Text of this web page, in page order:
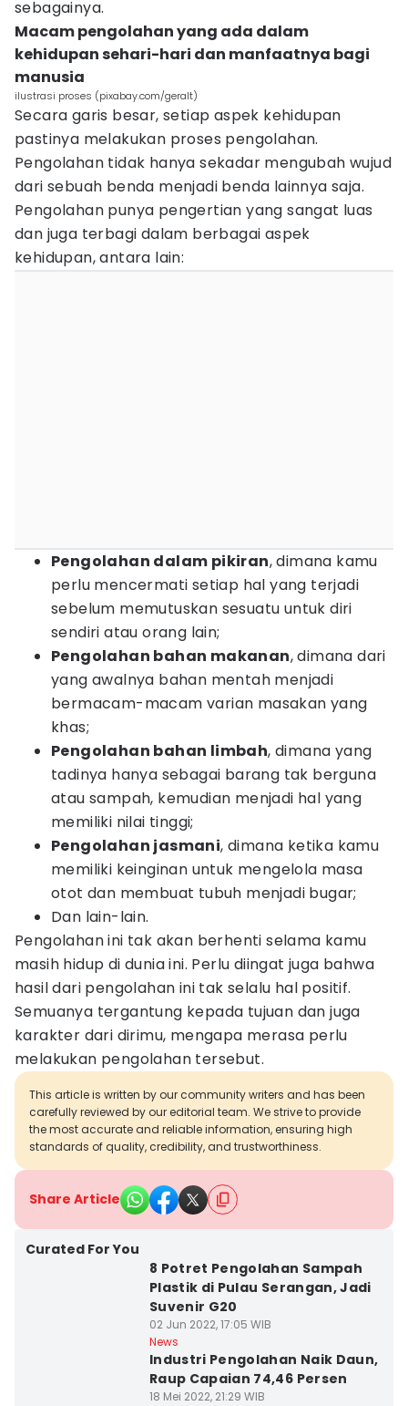
sebagainya.
Macam pengolahan yang ada dalam
kehidupan sehari-hari dan manfaatnya bagi
manusia
ilustrasi proses (pixabay.com/geralt)
Secara garis besar, setiap aspek kehidupan
pastinya melakukan proses pengolahan.
Pengolahan tidak hanya sekadar mengubah wujud
dari sebuah benda menjadi benda lainnya saja.
Pengolahan punya pengertian yang sangat luas
dan juga terbagi dalam berbagai aspek
kehidupan, antara lain:
Pengolahan dalam pikiran, dimana kamu
perlu mencermati setiap hal yang terjadi
sebelum memutuskan sesuatu untuk diri
sendiri atau orang lain;
Pengolahan bahan makanan, dimana dari
yang awalnya bahan mentah menjadi
bermacam-macam varian masakan yang
khas;
Pengolahan bahan limbah, dimana yang
tadinya hanya sebagai barang tak berguna
atau sampah, kemudian menjadi hal yang
memiliki nilai tinggi;
Pengolahan jasmani, dimana ketika kamu
memiliki keinginan untuk mengelola masa
otot dan membuat tubuh menjadi bugar;
Dan lain-lain.
Pengolahan ini tak akan berhenti selama kamu
masih hidup di dunia ini. Perlu diingat juga bahwa
hasil dari pengolahan ini tak selalu hal positif.
Semuanya tergantung kepada tujuan dan juga
karakter dari dirimu, mengapa merasa perlu
melakukan pengolahan tersebut.
This article is written by our community writers and has been
carefully reviewed by our editorial team. We strive to provide
the most accurate and reliable information, ensuring high
standards of quality, credibility, and trustworthiness.
Share Article
Curated For You
8 Potret Pengolahan Sampah
Plastik di Pulau Serangan, Jadi
Suvenir G20
02 Jun 2022, 17:05 WIB
News
Industri Pengolahan Naik Daun,
Raup Capaian 74,46 Persen
18 Mei 2022, 21:29 WIB